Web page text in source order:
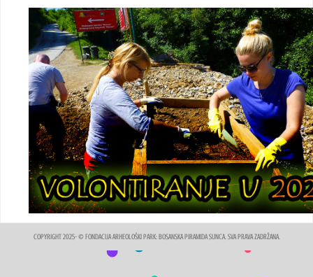
COPYRIGHT 2025- © FONDACIJA ARHEOLOŠKI PARK: BOSANSKA PIRAMIDA SUNCA. SVA PRAVA ZADRŽANA.